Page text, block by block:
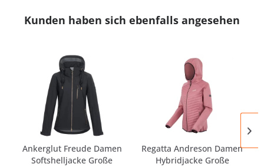
Kunden haben sich ebenfalls angesehen
Ankerglut Freude Damen
Softshelljacke Große
Regatta Andreson Damen
Hybridjacke Große